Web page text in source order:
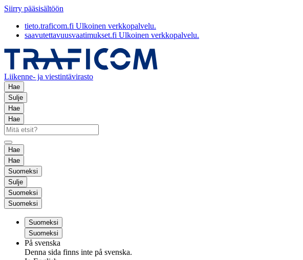
Siirry pääsisältöön
tieto.traficom.fi Ulkoinen verkkopalvelu.
saavutettavuusvaatimukset.fi Ulkoinen verkkopalvelu.
Liikenne- ja viestintävirasto
Hae
Sulje
Hae
Hae
Hae
Hae
Suomeksi
Sulje
Suomeksi
Suomeksi
Suomeksi
Suomeksi
På svenska
Denna sida finns inte på svenska.